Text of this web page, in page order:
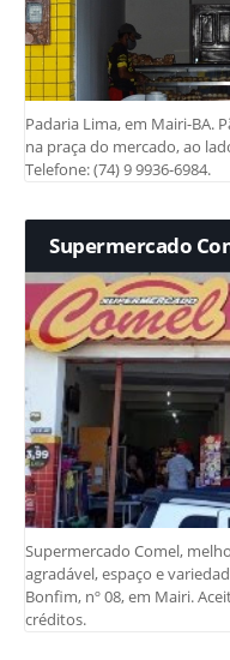
Padaria Lima, em Mairi-BA.
na praça do mercado, ao
Telefone: (74) 9 9936-6984.
Supermercado
Supermercado Comel,
agradável, espaço e
Bonfim, nº 08, em Mairi.
créditos.